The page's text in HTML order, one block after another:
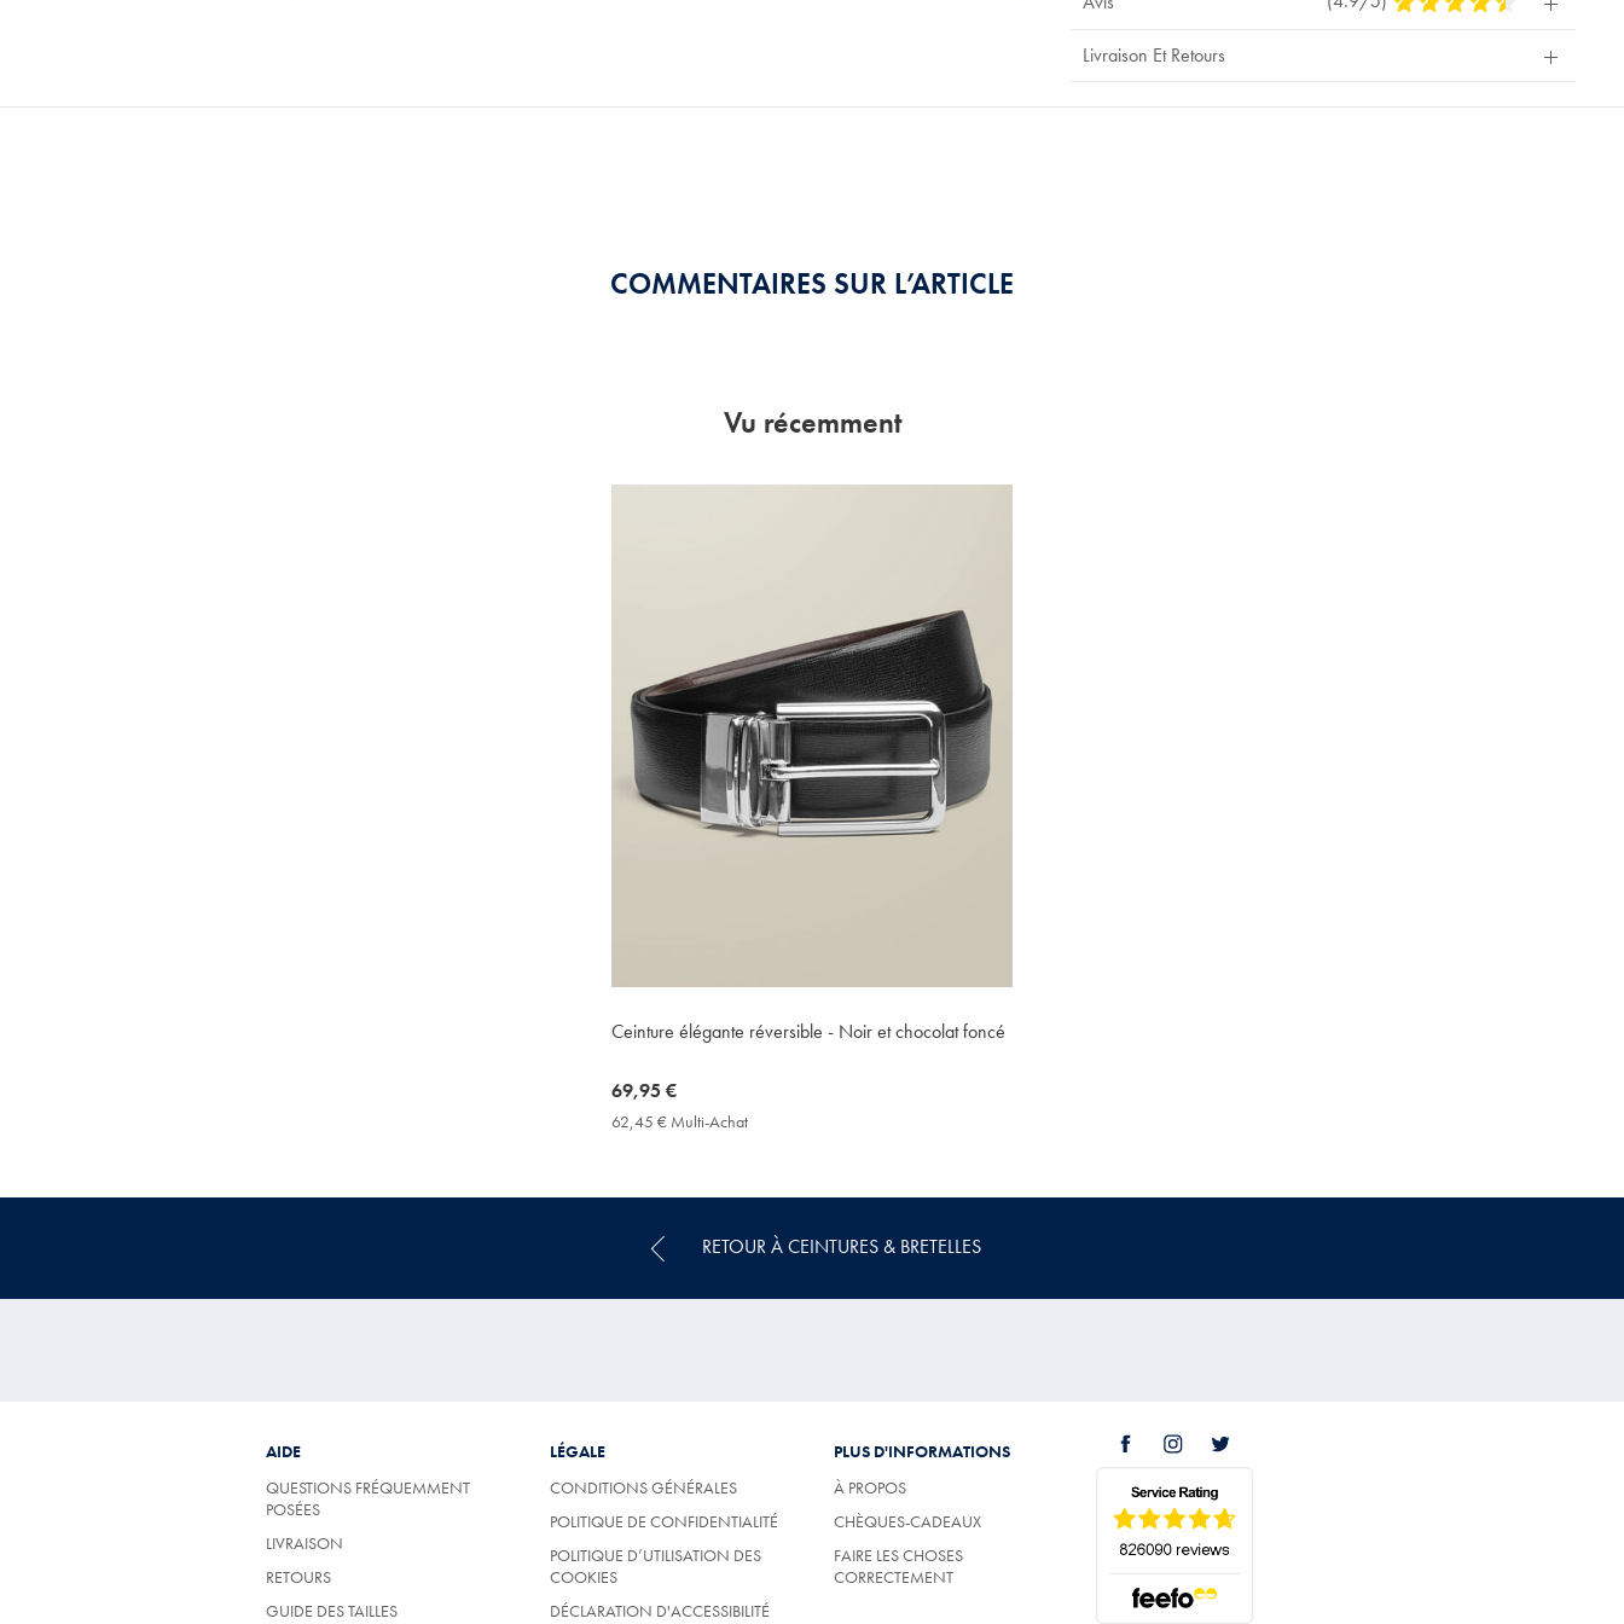
Stars
Livraison Et Retours
COMMENTAIRES SUR L’ARTICLE
Vu récemment
Ceinture élégante réversible - Noir et chocolat foncé
now
69,95
69,95 €
62,45 € Multi-Achat
RETOUR À CEINTURES & BRETELLES
AIDE
QUESTIONS FRÉQUEMMENT
POSÉES
LIVRAISON
RETOURS
GUIDE DES TAILLES
LÉGALE
CONDITIONS GÉNÉRALES
POLITIQUE DE CONFIDENTIALITÉ
POLITIQUE D’UTILISATION DES
COOKIES
DÉCLARATION D'ACCESSIBILITÉ
PLUS D'INFORMATIONS
À PROPOS
CHÈQUES-CADEAUX
FAIRE LES CHOSES
CORRECTEMENT